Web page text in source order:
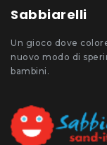
Sabbiarelli
Un gioco dove
nuovo modo di
bambini.